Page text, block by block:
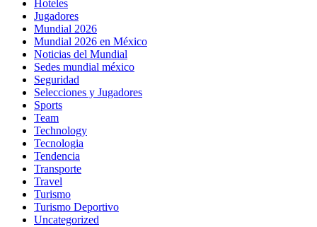
Hoteles
Jugadores
Mundial 2026
Mundial 2026 en México
Noticias del Mundial
Sedes mundial méxico
Seguridad
Selecciones y Jugadores
Sports
Team
Technology
Tecnologia
Tendencia
Transporte
Travel
Turismo
Turismo Deportivo
Uncategorized